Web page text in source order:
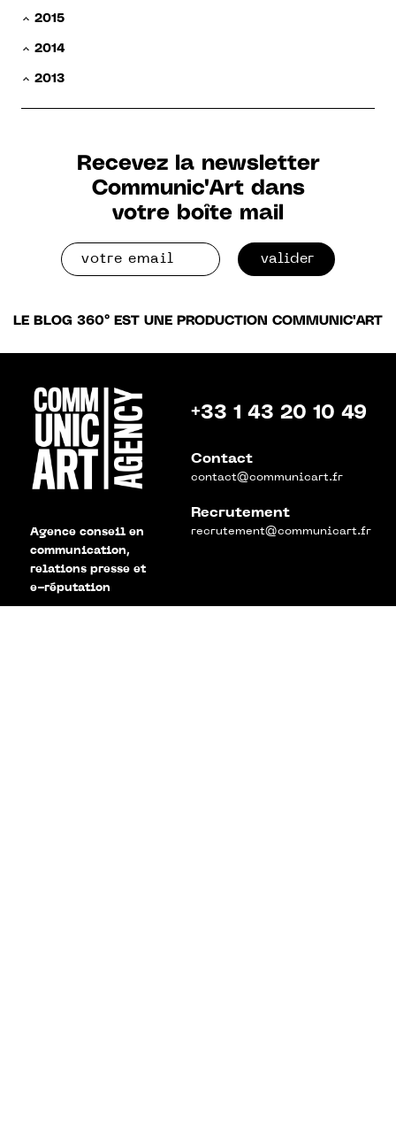
2015
2014
2013
Recevez la newsletter
Communic'Art dans
votre boîte mail
valider
LE BLOG 360° EST UNE PRODUCTION COMMUNIC'ART
Agence conseil en
communication,
relations presse et
e-réputation
+33 1 43 20 10 49
Contact
contact@communicart.fr
Recrutement
recrutement@communicart.fr